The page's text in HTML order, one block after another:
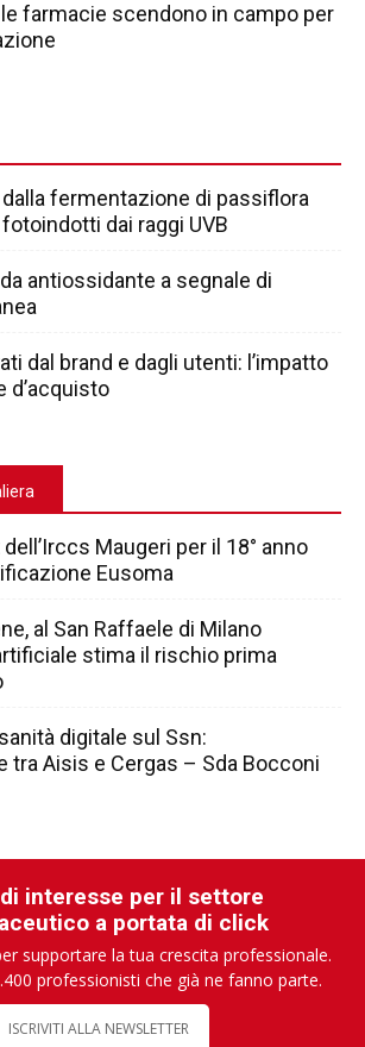
farmacie scendono in campo per
fermentazione di passiflora
dai raggi UVB
antiossidante a segnale di
dal brand e dagli utenti: l’impatto
d’acquisto
Maugeri per il 18° anno
Eusoma
al San Raffaele di Milano
stima il rischio prima
digitale sul Ssn:
tra Aisis e Cergas – Sda Bocconi
interesse per il settore
a portata di click
supportare la tua crescita professionale.
professionisti che già ne fanno parte.
ISCRIVITI ALLA NEWSLETTER